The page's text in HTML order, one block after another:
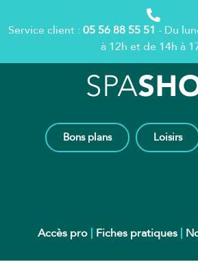
Service client : 05 56 88 55 51 - Du
à 12h et de 14h à
Bons plans Loisirs
Accès pro Fiches pratiques